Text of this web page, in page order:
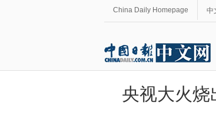
China Daily Homepage 中
央视大火烧